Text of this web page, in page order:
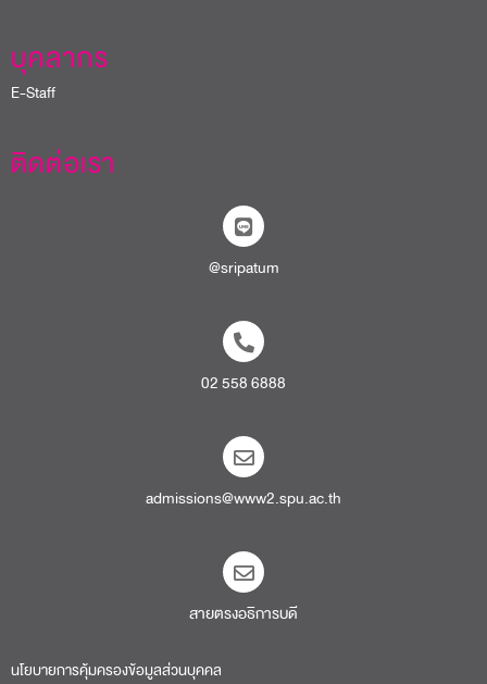
บุคลากร
E-Staff
ติดต่อเรา
@sripatum
02 558 6888
admissions@www2.spu.ac.th
สายตรงอธิการบดี​
นโยบายการคุ้มครองข้อมูลส่วนบุคคล